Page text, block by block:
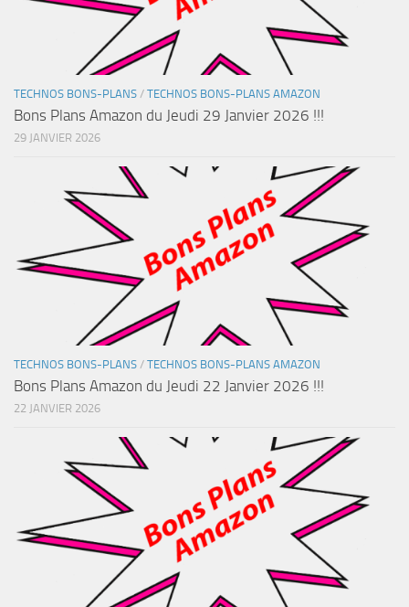
TECHNOS BONS-PLANS / TECHNOS BONS-PLANS AMAZON
Bons Plans Amazon du Jeudi 29 Janvier 2026 !!!
29 JANVIER 2026
TECHNOS BONS-PLANS / TECHNOS BONS-PLANS AMAZON
Bons Plans Amazon du Jeudi 22 Janvier 2026 !!!
22 JANVIER 2026